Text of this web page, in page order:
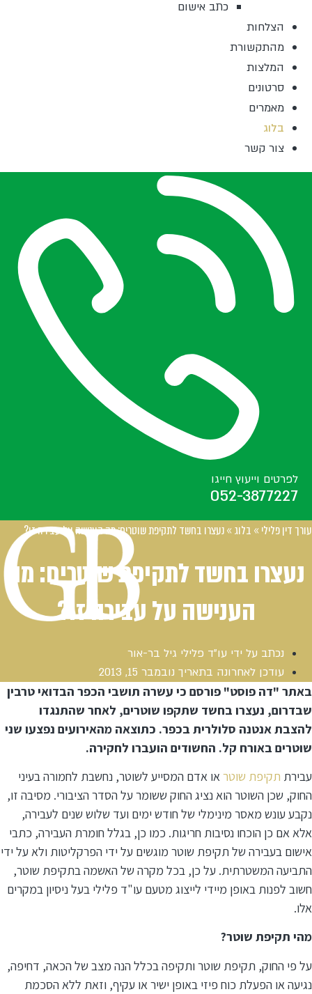
כתב אישום
הצלחות
מהתקשורת
המלצות
סרטונים
מאמרים
בלוג
צור קשר
לפרטים וייעוץ חייגו
052-3877227
עורך דין פלילי» בלוג»נעצרו בחשד לתקיפת שוטרים: מה הענישה על עבירה זו?
נעצרו בחשד לתקיפת שוטרים: מה
הענישה על עבירה זו?
נכתב על ידי עו"ד פלילי גיל בר-אור
עודכן לאחרונה בתאריך נובמבר 15, 2013
באתר "דה פוסט" פורסם כי עשרה תושבי הכפר הבדואי טרבין
שבדרום, נעצרו בחשד שתקפו שוטרים, לאחר שהתנגדו
להצבת אנטנה סלולרית בכפר. כתוצאה מהאירועים נפצעו שני
שוטרים באורח קל. החשודים הועברו לחקירה.
עבירת תקיפת שוטראו אדם המסייע לשוטר, נחשבת לחמורה בעיני
החוק, שכן השוטר הוא נציג החוק ששומר על הסדר הציבורי. מסיבה זו,
נקבע עונש מאסר מינימלי של חודש ימים ועד שלוש שנים לעבירה,
אלא אם כן הוכחו נסיבות חריגות. כמו כן, בגלל חומרת העבירה, כתבי
אישום בעבירה של תקיפת שוטר מוגשים על ידי הפרקליטות ולא על ידי
התביעה המשטרתית. על כן, בכל מקרה של האשמה בתקיפת שוטר,
חשוב לפנות באופן מיידי לייצוג מטעם עו"ד פלילי בעל ניסיון במקרים
אלו.
מהי תקיפת שוטר?
על פי החוק, תקיפת שוטר ותקיפה בכלל הנה מצב של הכאה, דחיפה,
נגיעה או הפעלת כוח פיזי באופן ישיר או עקיף, וזאת ללא הסכמת